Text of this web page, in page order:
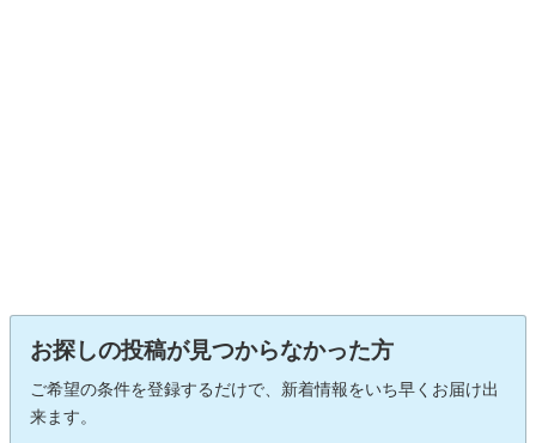
お探しの投稿が見つからなかった方
ご希望の条件を登録するだけで、新着情報をいち早くお届け出
来ます。